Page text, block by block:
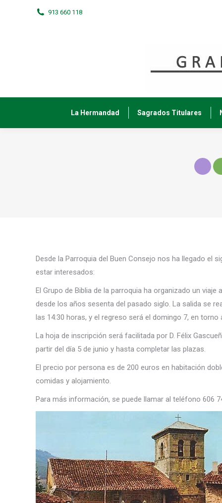
913 660 118
La Hermandad Sagrados Titulares
Desde la Parroquia del Buen Consejo nos ha llegado el
estar interesados:
El Grupo de Biblia de la parroquia ha organizado un
desde los años sesenta del pasado siglo. La salida se
las 14:30 horas, y el regreso será el domingo 7, en torno
La hoja de inscripción será facilitada por D. Félix
partir del día 5 de junio y hasta completar las plazas.
El precio por persona es de 200 euros en habitación
comidas y alojamiento.
Para más información, se puede llamar al teléfono 606